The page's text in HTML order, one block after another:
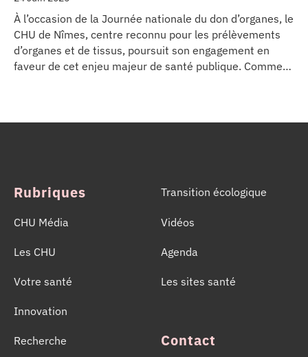
À l’occasion de la Journée nationale du don d’organes, le
CHU de Nîmes, centre reconnu pour les prélèvements
d’organes et de tissus, poursuit son engagement en
faveur de cet enjeu majeur de santé publique. Comme
Rubriques
CHU Média
Les CHU
Votre santé
Innovation
Recherche
Transition écologique
Vidéos
Agenda
Les sites santé
Contact